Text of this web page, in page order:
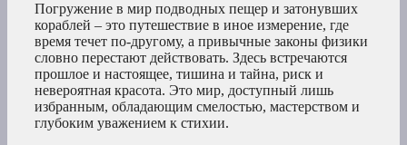
Погружение в мир подводных пещер и затонувших
кораблей – это путешествие в иное измерение, где
время течет по-другому, а привычные законы физики
словно перестают действовать. Здесь встречаются
прошлое и настоящее, тишина и тайна, риск и
невероятная красота. Это мир, доступный лишь
избранным, обладающим смелостью, мастерством и
глубоким уважением к стихии.